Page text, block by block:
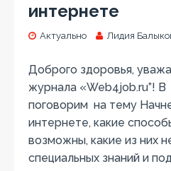
интернете
Актуально Лидия
Доброго здоровья,
журнала «Web4job.ru”!
поговорим на тему
интернете, какие
возможны, какие из них
специальных знаний и